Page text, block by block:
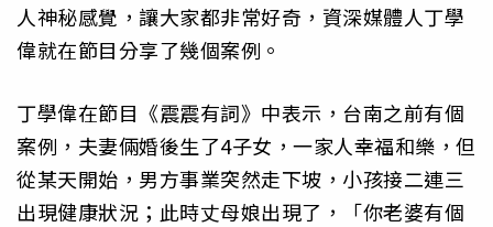
人神秘感覺，讓大家都非常好奇，資深媒體人丁學
偉就在節目分享了幾個案例。
丁學偉在節目《震震有詞》中表示，台南之前有個
案例，夫妻倆婚後生了4子女，一家人幸福和樂，但
從某天開始，男方事業突然走下坡，小孩接二連三
出現健康狀況；此時丈母娘出現了，「你老婆有個